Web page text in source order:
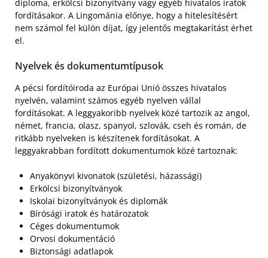
diploma, erkölcsi bizonyítvány vagy egyéb hivatalos iratok
fordításakor. A Lingománia előnye, hogy a hitelesítésért
nem számol fel külön díjat, így jelentős megtakarítást érhet
el.
Nyelvek és dokumentumtípusok
A pécsi fordítóiroda az Európai Unió összes hivatalos
nyelvén, valamint számos egyéb nyelven vállal
fordításokat. A leggyakoribb nyelvek közé tartozik az angol,
német, francia, olasz, spanyol, szlovák, cseh és román, de
ritkább nyelveken is készítenek fordításokat. A
leggyakrabban fordított dokumentumok közé tartoznak:
Anyakönyvi kivonatok (születési, házassági)
Erkölcsi bizonyítványok
Iskolai bizonyítványok és diplomák
Bírósági iratok és határozatok
Céges dokumentumok
Orvosi dokumentáció
Biztonsági adatlapok